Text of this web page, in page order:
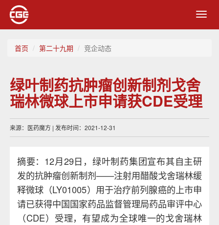
首页 第二十九期 竞企动态
绿叶制药抗肿瘤创新制剂戈舍
瑞林微球上市申请获CDE受理
来源：医药魔方 | 发布时间：2021-12-31
摘要：12月29日，绿叶制药集团宣布其自主研
发的抗肿瘤创新制剂——注射用醋酸戈舍瑞林缓
释微球（LY01005）用于治疗前列腺癌的上市申
请已获得中国国家药品监督管理局药品审评中心
（CDE）受理，有望成为全球唯一的戈舍瑞林